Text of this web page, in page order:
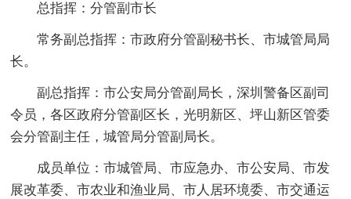
总指挥：分管副市长
常务副总指挥：市政府分管副秘书长、市城管局局
长。
副总指挥：市公安局分管副局长，深圳警备区副司
令员，各区政府分管副区长，光明新区、坪山新区管委
会分管副主任，城管局分管副局长。
成员单位：市城管局、市应急办、市公安局、市发
展改革委、市农业和渔业局、市人居环境委、市交通运